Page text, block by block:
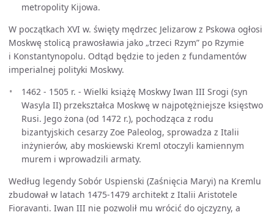
metropolity Kijowa.
W początkach XVI w. święty mędrzec Jelizarow z Pskowa ogłosi
Moskwę stolicą prawosławia jako „trzeci Rzym” po Rzymie
i Konstantynopolu. Odtąd będzie to jeden z fundamentów
imperialnej polityki Moskwy.
1462 - 1505 r. - Wielki książę Moskwy Iwan III Srogi (syn
Wasyla II) przekształca Moskwę w najpotężniejsze księstwo
Rusi. Jego żona (od 1472 r.), pochodząca z rodu
bizantyjskich cesarzy Zoe Paleolog, sprowadza z Italii
inżynierów, aby moskiewski Kreml otoczyli kamiennym
murem i wprowadzili armaty.
Według legendy Sobór Uspienski (Zaśnięcia Maryi) na Kremlu
zbudował w latach 1475-1479 architekt z Italii Aristotele
Fioravanti. Iwan III nie pozwolił mu wrócić do ojczyzny, a